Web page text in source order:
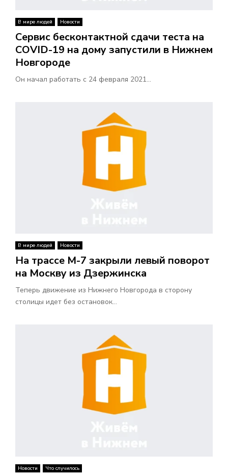
В мире людей Новости
Сервис бесконтактной сдачи теста на
COVID-19 на дому запустили в Нижнем
Новгороде
Он начал работать с 24 февраля 2021...
В мире людей Новости
На трассе М-7 закрыли левый поворот
на Москву из Дзержинска
Теперь движение из Нижнего Новгорода в сторону
столицы идет без остановок...
Новости Что случилось